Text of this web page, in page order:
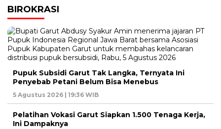
BIROKRASI
Pupuk Subsidi Garut Tak Langka, Ternyata Ini
Penyebab Petani Belum Bisa Menebus
5 Agustus 2026 | 19:36 WIB
Pelatihan Vokasi Garut Siapkan 1.500 Tenaga Kerja,
Ini Dampaknya